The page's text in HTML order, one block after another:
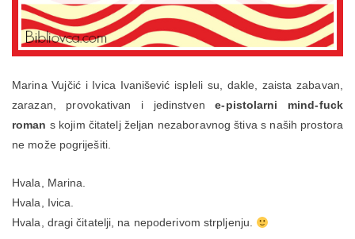
Marina Vujčić i Ivica Ivanišević ispleli su, dakle, zaista zabavan,
zarazan, provokativan i jedinstvene-pistolarni mind-fuck
roman s kojim čitatelj željan nezaboravnog štiva s naših prostora
ne može pogriješiti.
Hvala, Marina.
Hvala, Ivica.
Hvala, dragi čitatelji, na nepoderivom strpljenju.